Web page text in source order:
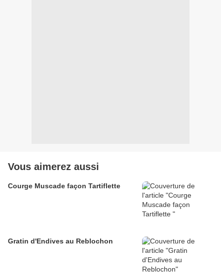
Vous aimerez aussi
Courge Muscade façon Tartiflette
Gratin d'Endives au Reblochon